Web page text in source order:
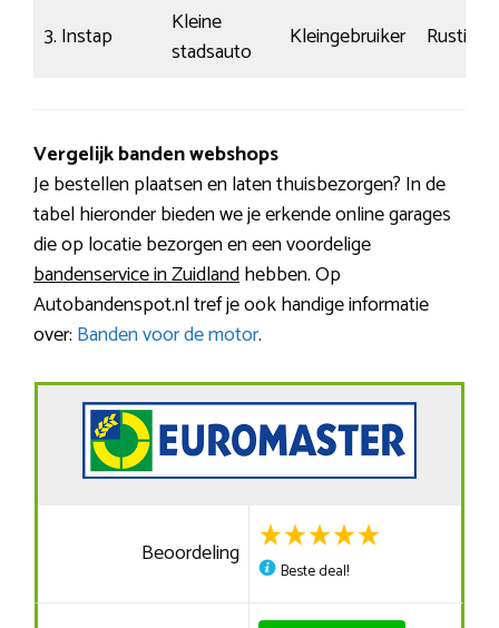
3. Instap
Kleine
stadsauto
Kleingebruiker Rustig
Vergelijk banden webshops
Je bestellen plaatsen en laten thuisbezorgen? In de
tabel hieronder bieden we je erkende online garages
die op locatie bezorgen en een voordelige
bandenservice in Zuidlandhebben. Op
Autobandenspot.nl tref je ook handige informatie
over: Banden voor de motor.
Beoordeling
Beste deal!